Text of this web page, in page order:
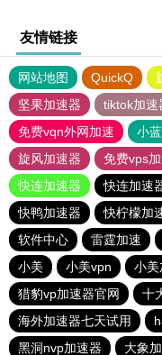
友情链接
网站地图 QuickQ
坚果加速器
tiktok加速
免费vqn外网加速
小
旋风加速器
免费vps
快连加速器
快连加速
快鸭加速器
快柠檬加
软件中心
雷霆加速
小美
小美vpn 小美
猎豹vp加速器官网
十
海外加速器七天试用
黑洞nvp加速器
大象